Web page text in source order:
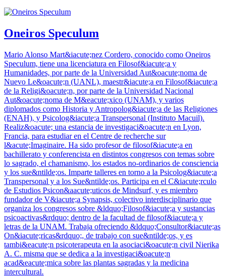
Oneiros Speculum
Mario Alonso Mart&iacute;nez Cordero, conocido como Oneiros
Speculum, tiene una licenciatura en Filosof&iacute;a y
Humanidades, por parte de la Universidad Aut&oacute;noma de
Nuevo Le&oacute;n (UANL), maestr&iacute;a en Filosof&iacute;a
de la Religi&oacute;n, por parte de la Universidad Nacional
Aut&oacute;noma de M&eacute;xico (UNAM), y varios
diplomados como Historia y Antropolog&iacute;a de las Religiones
(ENAH), y Psicolog&iacute;a Transpersonal (Instituto Macuil).
Realiz&oacute; una estancia de investigaci&oacute;n en Lyon,
Francia, para estudiar en el Centre de recherche sur
l&acute;Imaginaire. Ha sido profesor de filosof&iacute;a en
bachillerato y conferencista en distintos congresos con temas sobre
lo sagrado, el chamanismo, los estados no-ordinarios de consciencia
y los sue&ntilde;os. Imparte talleres en torno a la Psicolog&iacute;a
Transpersonal y a los Sue&ntilde;os. Participa en el C&iacute;rculo
de Estudios Psicon&aacute;uticos de Mindsurf, y es miembro
fundador de V&iacute;a Synapsis, colectivo interdisciplinario que
organiza los congresos sobre &ldquo;Filosof&iacute;a y sustancias
psicoactivas&rdquo; dentro de la facultad de filosof&iacute;a y
letras de la UNAM. Trabaja ofreciendo &ldquo;Consultor&iacute;as
On&iacute;ricas&rdquo;, de trabajo con sue&ntilde;os, y es
tambi&eacute;n psicoterapeuta en la asociaci&oacute;n civil Nierika
A. C. misma que se dedica a la investigaci&oacute;n
acad&eacute;mica sobre las plantas sagradas y la medicina
intercultural.